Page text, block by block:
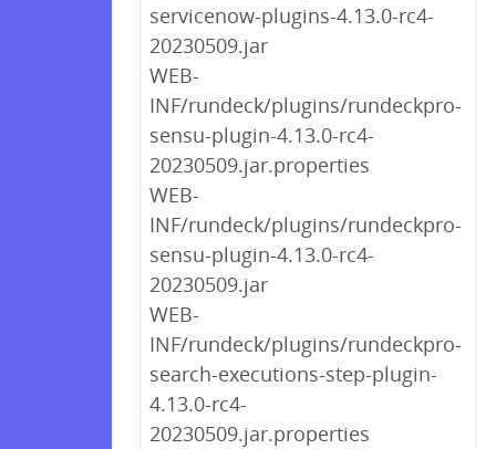
servicenow-plugins-4.13.0-rc4-
20230509.jar
WEB-
INF/rundeck/plugins/rundeckpro-
sensu-plugin-4.13.0-rc4-
20230509.jar.properties
WEB-
INF/rundeck/plugins/rundeckpro-
sensu-plugin-4.13.0-rc4-
20230509.jar
WEB-
INF/rundeck/plugins/rundeckpro-
search-executions-step-plugin-
4.13.0-rc4-
20230509.jar.properties